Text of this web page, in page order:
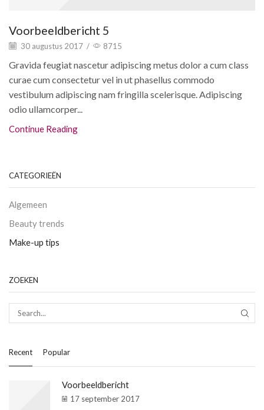
Voorbeeldbericht 5
30 augustus 2017 / 8715
Gravida feugiat nascetur adipiscing metus dolor a cum class
curae cum consectetur vel in ut phasellus commodo
vestibulum adipiscing nam fringilla scelerisque. Adipiscing
odio ullamcorper...
Continue Reading
CATEGORIEËN
Algemeen
Beauty trends
Make-up tips
ZOEKEN
Recent Popular
Voorbeeldbericht
17 september 2017